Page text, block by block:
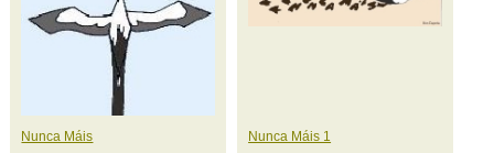
Nunca Máis Nunca Máis 1